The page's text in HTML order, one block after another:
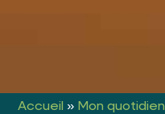
Accueil » Mon quotidien